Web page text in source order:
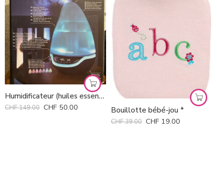
Humidificateur (huiles essentielles) Babymoov *
CHF149.00 CHF 50.00 Bouillotte bébé-jou *
CHF39.00 CHF 19.00